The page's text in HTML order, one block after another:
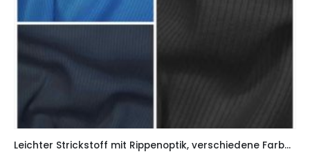
Leichter Strickstoff mit Rippenoptik, verschiedene Farben